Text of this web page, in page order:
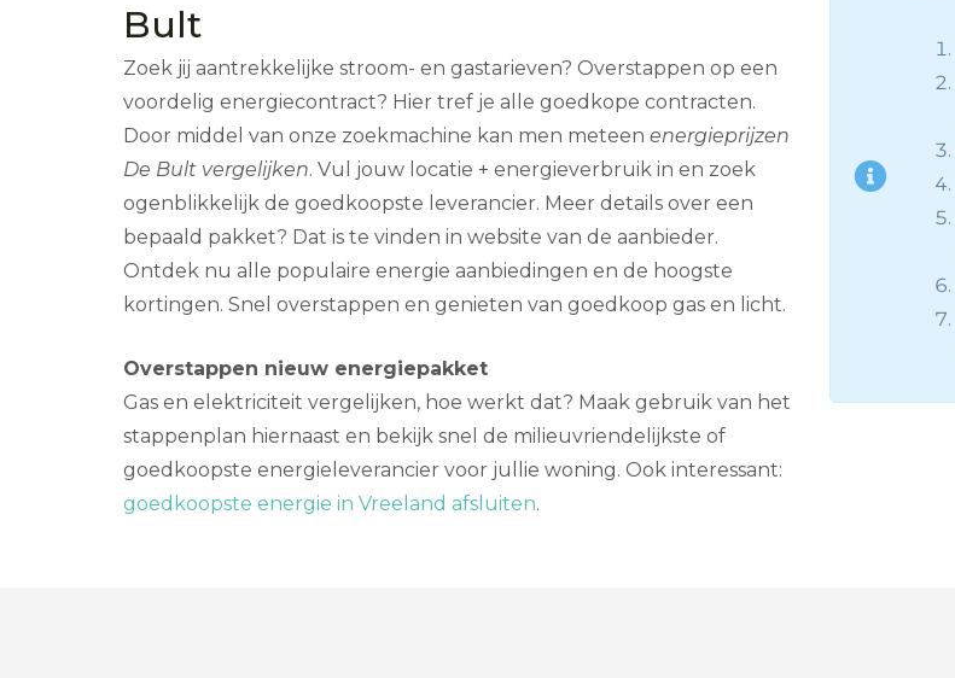
Bult
Zoek jij aantrekkelijke stroom- en gastarieven? Overstappen op een
voordelig energiecontract? Hier tref je alle goedkope contracten.
Door middel van onze zoekmachine kan men meteen energieprijzen
De Bult vergelijken. Vul jouw locatie + energieverbruik in en zoek
ogenblikkelijk de goedkoopste leverancier. Meer details over een
bepaald pakket? Dat is te vinden in website van de aanbieder.
Ontdek nu alle populaire energie aanbiedingen en de hoogste
kortingen. Snel overstappen en genieten van goedkoop gas en licht.
Overstappen nieuw energiepakket
Gas en elektriciteit vergelijken, hoe werkt dat? Maak gebruik van het
stappenplan hiernaast en bekijk snel de milieuvriendelijkste of
goedkoopste energieleverancier voor jullie woning. Ook interessant:
goedkoopste energie in Vreeland afsluiten.